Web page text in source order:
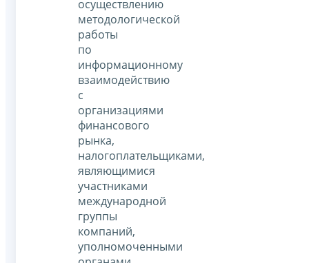
осуществлению
методологической
работы
по
информационному
взаимодействию
с
организациями
финансового
рынка,
налогоплательщиками,
являющимися
участниками
международной
группы
компаний,
уполномоченными